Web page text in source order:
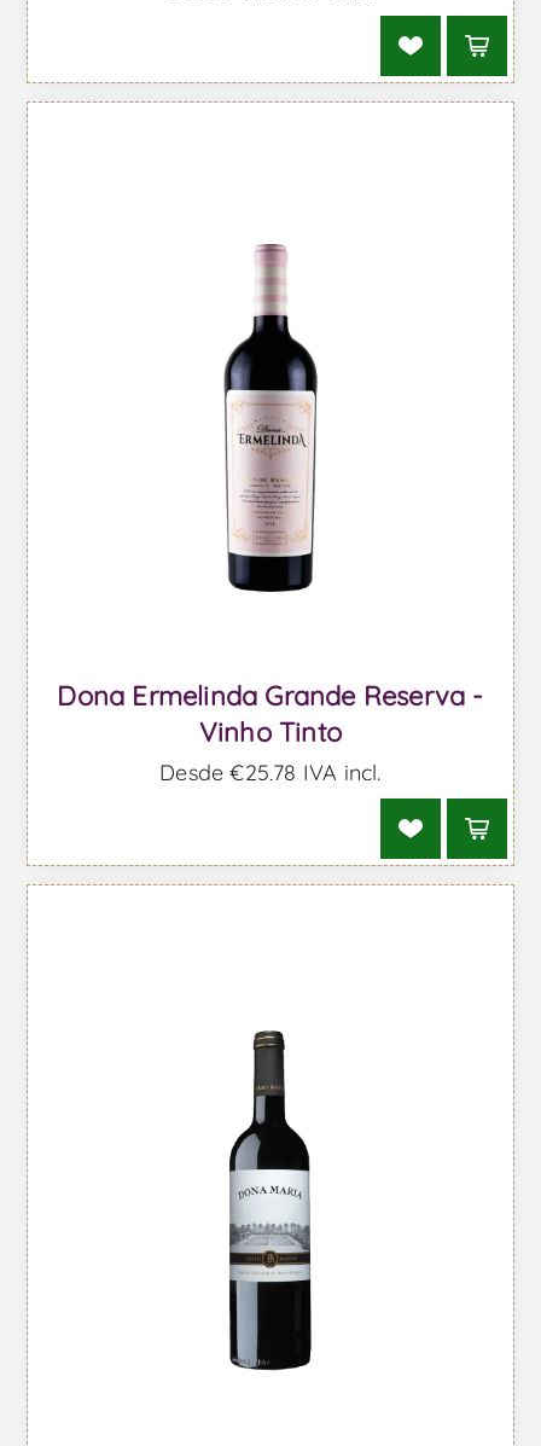
Dona Ermelinda Grande Reserva -
Vinho Tinto
Desde €25,78 IVA incl.